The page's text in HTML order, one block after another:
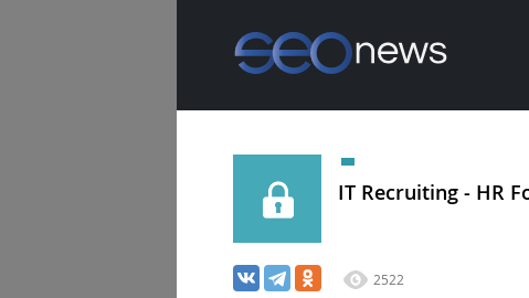
IT Recruiting - HR
2522